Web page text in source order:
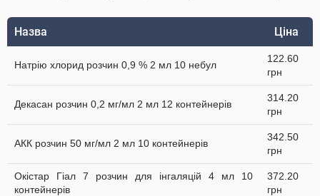
Назва Ціна
Натрію хлорид розчин 0,9 % 2 мл 10 небул
122.60
грн
Декасан розчин 0,2 мг/мл 2 мл 12 контейнерів
314.20
грн
АКК розчин 50 мг/мл 2 мл 10 контейнерів
342.50
грн
Окістар Гіал 7 розчин для інгаляцій 4 мл 10
контейнерів
372.20
грн